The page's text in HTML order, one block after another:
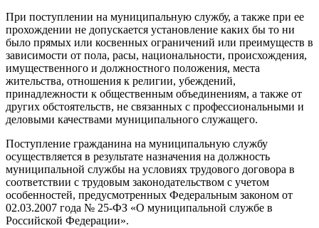
При поступлении на муниципальную службу, а также при ее
прохождении не допускается установление каких бы то ни
было прямых или косвенных ограничений или преимуществ в
зависимости от пола, расы, национальности, происхождения,
имущественного и должностного положения, места
жительства, отношения к религии, убеждений,
принадлежности к общественным объединениям, а также от
других обстоятельств, не связанных с профессиональными и
деловыми качествами муниципального служащего.
Поступление гражданина на муниципальную службу
осуществляется в результате назначения на должность
муниципальной службы на условиях трудового договора в
соответствии с трудовым законодательством с учетом
особенностей, предусмотренных Федеральным законом от
02.03.2007 года № 25-ФЗ «О муниципальной службе в
Российской Федерации».